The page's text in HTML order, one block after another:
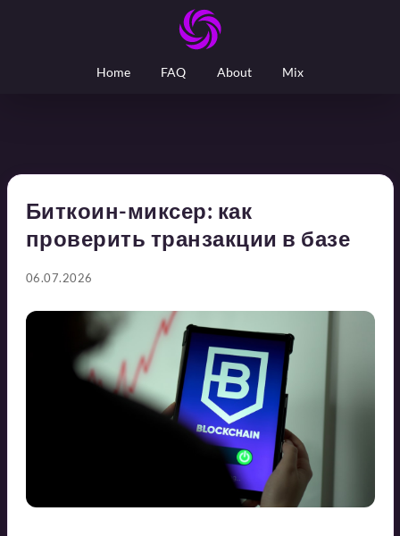
Home FAQ About Mix
Биткоин-миксер: как
проверить транзакции в базе
06.07.2026